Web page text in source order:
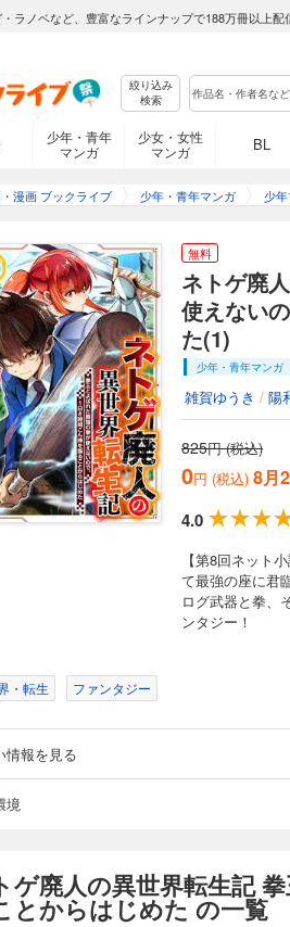
ラノベなど、豊富なラインナップで188万冊以上配
絞り込み
検索
少年・青年
マンガ
少女・女性
マンガ
BL
漫画 ブックライブ 少年・青年マンガ 少
無料
ネトゲ廃
使えない
た(1)
少年・青年マンガ
雑賀ゆうき / 陽
825円 (税込)
0円 (税込) 8月
4.0
【第8回ネット
て最強の座に君
ログ武器と拳、
ンタジー！
・転生 ファンタジー
情報を見る
境
ゲ廃人の異世界転生記
とからはじめた の一覧